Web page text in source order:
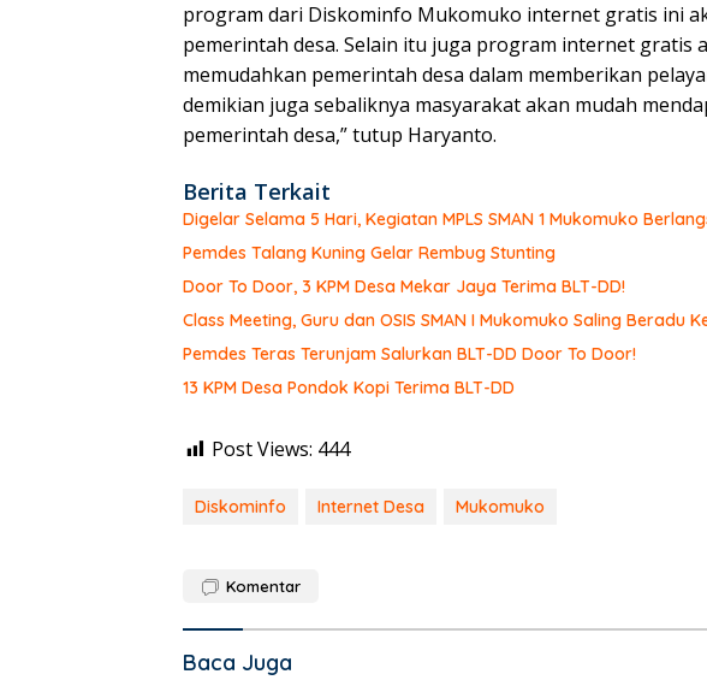
program dari Diskominfo Mukomuko internet gratis ini
pemerintah desa. Selain itu juga program internet gratis
memudahkan pemerintah desa dalam memberikan
demikian juga sebaliknya masyarakat akan mudah
pemerintah desa,” tutup Haryanto.
Berita Terkait
Digelar Selama 5 Hari, Kegiatan MPLS SMAN 1 Mukomuko
Pemdes Talang Kuning Gelar Rembug Stunting
Door To Door, 3 KPM Desa Mekar Jaya Terima BLT-DD!
Class Meeting, Guru dan OSIS SMAN I Mukomuko Saling Beradu
Pemdes Teras Terunjam Salurkan BLT-DD Door To Door!
13 KPM Desa Pondok Kopi Terima BLT-DD
Post Views: 444
Diskominfo Internet Desa Mukomuko
Komentar
Baca Juga